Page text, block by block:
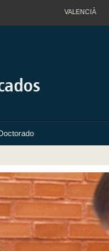
VALENCIÀ